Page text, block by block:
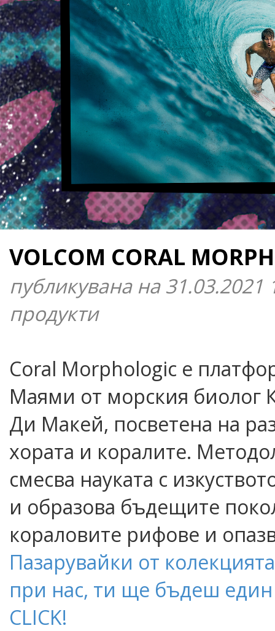
VOLCOM CORAL
публикувана на
продукти
Coral Morphologic е
Маями от морския биолог
Ди Макей, посветена на
хората и коралите.
смесва науката с
и образова бъдещите
кораловите рифове и
Пазарувайки от
при нас, ти ще бъдеш един
CLICK!